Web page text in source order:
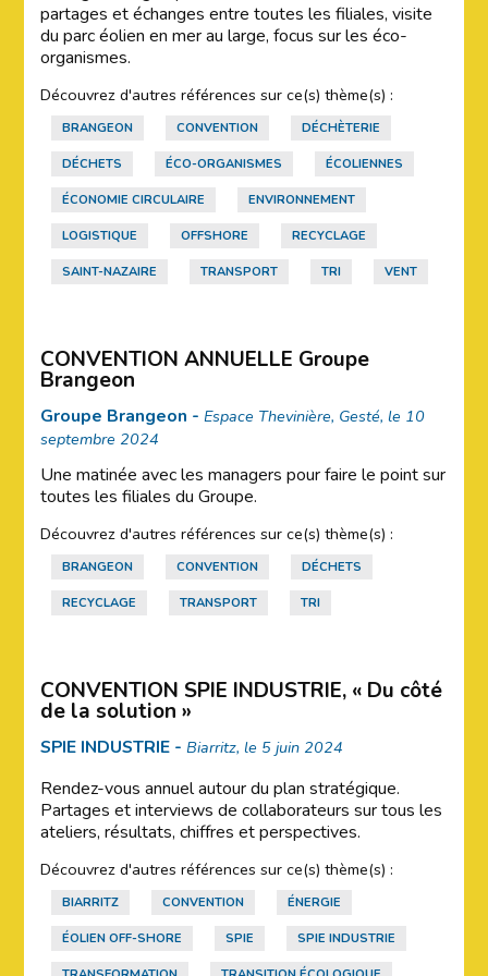
partages et échanges entre toutes les filiales, visite
du parc éolien en mer au large, focus sur les éco-
organismes.
Découvrez d'autres références sur ce(s) thème(s) :
BRANGEON CONVENTION DÉCHÈTERIE
DÉCHETS ÉCO-ORGANISMES ÉCOLIENNES
ÉCONOMIE CIRCULAIRE ENVIRONNEMENT
LOGISTIQUE OFFSHORE RECYCLAGE
SAINT-NAZAIRE TRANSPORT TRI VENT
CONVENTION ANNUELLE Groupe
Brangeon
Groupe Brangeon - Espace Thevinière, Gesté, le 10
septembre 2024
Une matinée avec les managers pour faire le point sur
toutes les filiales du Groupe.
Découvrez d'autres références sur ce(s) thème(s) :
BRANGEON CONVENTION DÉCHETS
RECYCLAGE TRANSPORT TRI
CONVENTION SPIE INDUSTRIE, « Du côté
de la solution »
SPIE INDUSTRIE - Biarritz, le 5 juin 2024
Rendez-vous annuel autour du plan stratégique.
Partages et interviews de collaborateurs sur tous les
ateliers, résultats, chiffres et perspectives.
Découvrez d'autres références sur ce(s) thème(s) :
BIARRITZ CONVENTION ÉNERGIE
ÉOLIEN OFF-SHORE SPIE SPIE INDUSTRIE